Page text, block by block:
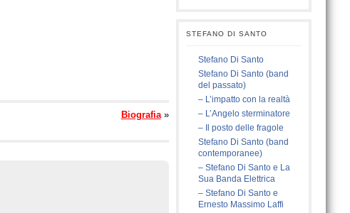
Biografia»
STEFANO DI SANTO
Stefano Di Santo
Stefano Di Santo (band
del passato)
– L’impatto con la realtà
– L’Angelo sterminatore
– Il posto delle fragole
Stefano Di Santo (band
contemporanee)
– Stefano Di Santo e La
Sua Banda Elettrica
– Stefano Di Santo e
Ernesto Massimo Laffi